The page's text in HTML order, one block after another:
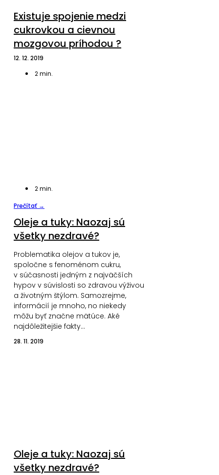
Existuje spojenie medzi
cukrovkou a cievnou
mozgovou príhodou ?
12. 12. 2019
2min.
2min.
Prečítať →
Oleje a tuky: Naozaj sú
všetky nezdravé?
Problematika olejov a tukov je,
spoločne s fenoménom cukru,
v súčasnosti jedným z najväčších
hypov v súvislosti so zdravou výživou
a životným štýlom. Samozrejme,
informácií je mnoho, no niekedy
môžu byť značne mätúce. Aké
najdôležitejšie fakty…
28. 11. 2019
Oleje a tuky: Naozaj sú
všetky nezdravé?